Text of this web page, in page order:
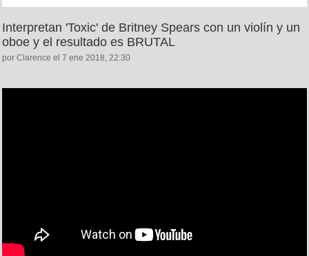
Interpretan 'Toxic' de Britney Spears con un violín y un
oboe y el resultado es BRUTAL
por Clarence el 7 ene 2018, 22:30